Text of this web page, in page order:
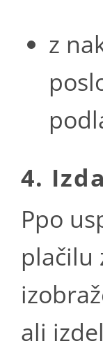
z
4.
Ppo
plačilu
ali